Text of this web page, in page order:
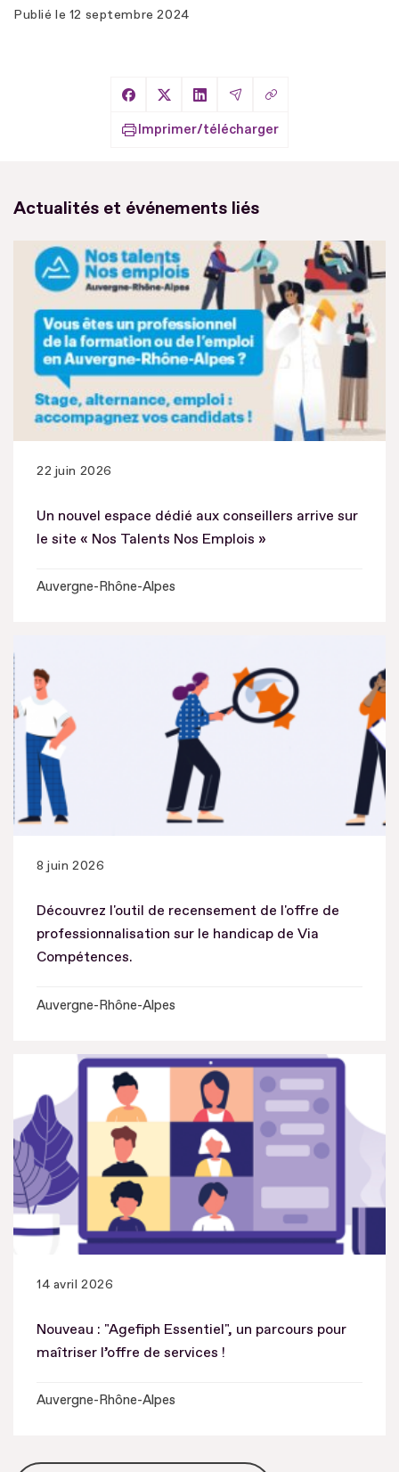
Publié le 12 septembre 2024
Partager sur Facebook
Partager sur X
Partager sur LinkedIn
Partager par Email
Copier le lien
Imprimer/télécharger
Actualités et événements liés
22 juin 2026
Un nouvel espace dédié aux conseillers arrive sur
le site « Nos Talents Nos Emplois »
Auvergne-Rhône-Alpes
8 juin 2026
Découvrez l'outil de recensement de l'offre de
professionnalisation sur le handicap de Via
Compétences.
Auvergne-Rhône-Alpes
14 avril 2026
Nouveau : "Agefiph Essentiel", un parcours pour
maîtriser l’offre de services !
Auvergne-Rhône-Alpes